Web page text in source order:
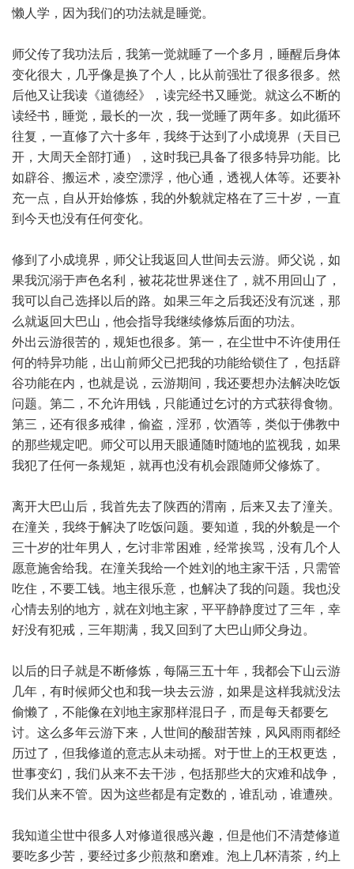
懒人学，因为我们的功法就是睡觉。
师父传了我功法后，我第一觉就睡了一个多月，睡醒后身体
变化很大，几乎像是换了个人，比从前强壮了很多很多。然
后他又让我读《道德经》，读完经书又睡觉。就这么不断的
读经书，睡觉，最长的一次，我一觉睡了两年多。如此循环
往复，一直修了六十多年，我终于达到了小成境界（天目已
开，大周天全部打通），这时我已具备了很多特异功能。比
如辟谷、搬运术，凌空漂浮，他心通，透视人体等。还要补
充一点，自从开始修炼，我的外貌就定格在了三十岁，一直
到今天也没有任何变化。
修到了小成境界，师父让我返回人世间去云游。师父说，如
果我沉溺于声色名利，被花花世界迷住了，就不用回山了，
我可以自己选择以后的路。如果三年之后我还没有沉迷，那
么就返回大巴山，他会指导我继续修炼后面的功法。
外出云游很苦的，规矩也很多。第一，在尘世中不许使用任
何的特异功能，出山前师父已把我的功能给锁住了，包括辟
谷功能在内，也就是说，云游期间，我还要想办法解决吃饭
问题。第二，不允许用钱，只能通过乞讨的方式获得食物。
第三，还有很多戒律，偷盗，淫邪，饮酒等，类似于佛教中
的那些规定吧。师父可以用天眼通随时随地的监视我，如果
我犯了任何一条规矩，就再也没有机会跟随师父修炼了。
离开大巴山后，我首先去了陕西的渭南，后来又去了潼关。
在潼关，我终于解决了吃饭问题。要知道，我的外貌是一个
三十岁的壮年男人，乞讨非常困难，经常挨骂，没有几个人
愿意施舍给我。在潼关我给一个姓刘的地主家干活，只需管
吃住，不要工钱。地主很乐意，也解决了我的问题。我也没
心情去别的地方，就在刘地主家，平平静静度过了三年，幸
好没有犯戒，三年期满，我又回到了大巴山师父身边。
以后的日子就是不断修炼，每隔三五十年，我都会下山云游
几年，有时候师父也和我一块去云游，如果是这样我就没法
偷懒了，不能像在刘地主家那样混日子，而是每天都要乞
讨。这么多年云游下来，人世间的酸甜苦辣，风风雨雨都经
历过了，但我修道的意志从未动摇。对于世上的王权更迭，
世事变幻，我们从来不去干涉，包括那些大的灾难和战争，
我们从来不管。因为这些都是有定数的，谁乱动，谁遭殃。
我知道尘世中很多人对修道很感兴趣，但是他们不清楚修道
要吃多少苦，要经过多少煎熬和磨难。泡上几杯清茶，约上